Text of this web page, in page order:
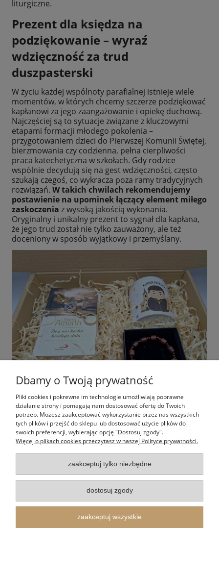
liturgiczne.
Prezent dla księdza na
podziękowanie – wyraź
wdzięczność za trud
duszpasterski
W życiu każdej wspólnoty parafialnej istnieje wiele
momentów, w których chcemy szczerze podziękować
kapłanowi za jego zaangażowanie i opiekę duchową.
Najczęściej są to sytuacje związane z kluczowymi
etapami formacji młodego pokolenia –
przygotowaniem dzieci do Pierwszej Komunii Świętej,
bierzmowania czy codzienna, pełna cierpliwości
praca katechetyczna w szkołach. Gdy rodzice
wspólnie decydują się na gest wdzięczności, często
szukają czegoś, co wykracza poza ramy tradycyjnych
rozwiązań. W takich chwilach rekomendujemy
postawienie na upominek łączący element miłego
zaskoczenia z wysoką jakością wykonania.
Oryginalny i unikalny prezent to sygnał dla kapłana,
że jego trud został nie tylko zauważony, ale też
doceniony w sposób wyjątkowy i przemyślany.
Nasze doświadczenie w branży sakralnej pokazuje, że
w roli podziękowań najlepiej sprawdzają się
rozwiązania balansujące między funkcjonalnością a
symboliką.Doskonałym wyborem są
skomponowane przez nas boxy prezentowe dla
księdza, które stanowią gotową, niezwykle
estetyczną kompozycję upominkową. Jeśli szukasz
mniejszego, ale równie wymownego gestu, świetnym
rozwiązaniem jest zestaw obejmujący brelok i
długopis z wizerunkiem św. Krzysztofa – patrona
podróżnych i kierowców. To przedmioty, których
duchowny będzie używał w codziennym
Dbamy o Twoją prywatność
Pliki cookies i pokrewne im technologie umożliwiają poprawne
działanie strony i pomagają nam dostosować ofertę do Twoich
potrzeb. Możesz zaakceptować wykorzystanie przez nas wszystkich
tych plików i przejść do sklepu lub dostosować użycie plików do
swoich preferencji, wybierając opcję "Dostosuj zgody".
Więcej o plikach cookies przeczytasz w naszej Polityce prywatności.
zaakceptuj tylko niezbędne
dostosuj zgody
zaakceptuj wszystkie